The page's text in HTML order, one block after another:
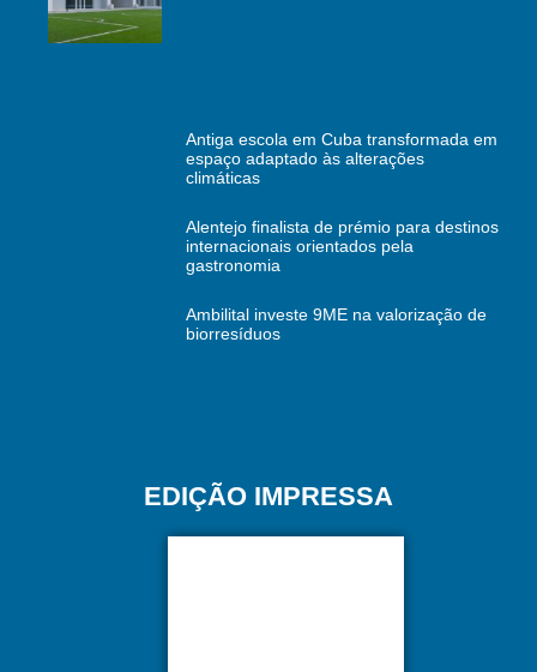
Antiga escola em Cuba transformada em
espaço adaptado às alterações
climáticas
Alentejo finalista de prémio para destinos
internacionais orientados pela
gastronomia
Ambilital investe 9ME na valorização de
biorresíduos
EDIÇÃO IMPRESSA